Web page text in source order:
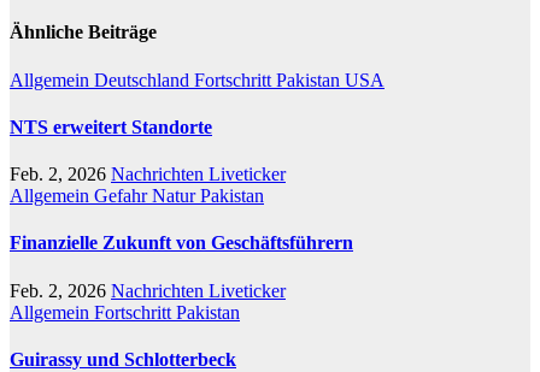
Ähnliche Beiträge
Allgemein Deutschland Fortschritt Pakistan USA
NTS erweitert Standorte
Feb. 2, 2026 Nachrichten Liveticker
Allgemein GefahrNaturPakistan
Finanzielle Zukunft von Geschäftsführern
Feb. 2, 2026 Nachrichten Liveticker
Allgemein Fortschritt Pakistan
Guirassy und Schlotterbeck